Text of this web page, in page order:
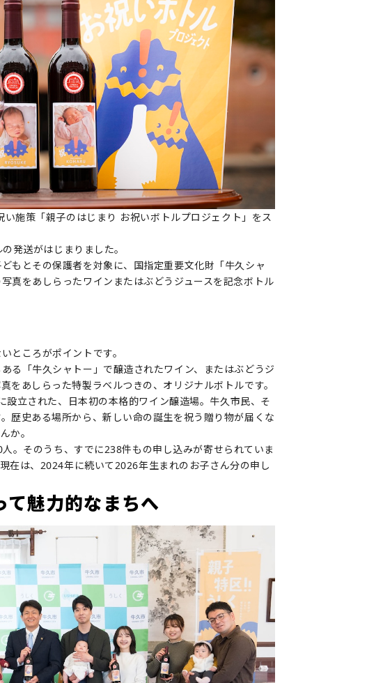
施策「親子のはじまり お祝いボトルプロジェクト」をス
発送がはじまりました。
もとその保護者を対象に、国指定重要文化財「牛久シャ
真をあしらったワインまたはぶどうジュースを記念ボトル
ところがポイントです。
る「牛久シャトー」で醸造されたワイン、またはぶどうジ
をあしらった特製ラベルつきの、オリジナルボトルです。
立された、日本初の本格的ワイン醸造場。牛久市民、そ
歴史ある場所から、新しい命の誕生を祝う贈り物が届くな
か。
。そのうち、すでに238件もの申し込みが寄せられていま
在は、2024年に続いて2026年生まれのお子さん分の申し
て魅力的なまちへ